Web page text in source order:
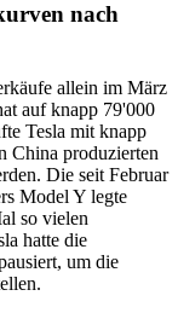
nach
allein im März
auf knapp 79'000
Tesla mit knapp
China produzierten
Die seit Februar
Model Y legte
so vielen
hatte die
um die